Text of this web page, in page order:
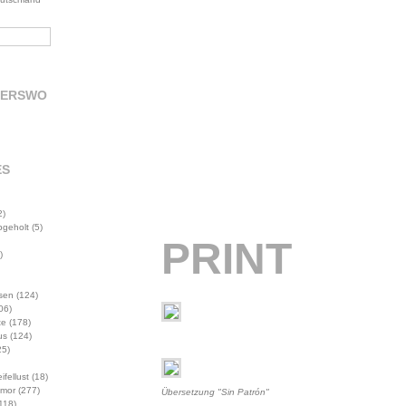
(5)
(124)
(178)
(124)
(18)
(277)
PRINT
Übersetzung "Sin Patrón"